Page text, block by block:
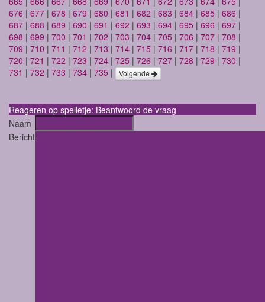
676 | 677 | 678 | 679 | 680 | 681 | 682 | 683 | 684 | 685 | 686 |
687 | 688 | 689 | 690 | 691 | 692 | 693 | 694 | 695 | 696 | 697 |
698 | 699 | 700 | 701 | 702 | 703 | 704 | 705 | 706 | 707 | 708 |
709 | 710 | 711 | 712 | 713 | 714 | 715 | 716 | 717 | 718 | 719 |
720 | 721 | 722 | 723 | 724 | 725 | 726 | 727 | 728 | 729 | 730 |
731 | 732 | 733 | 734 | 735 | Volgende
Reageren op spelletje: Beantwoord de vraag
Naam
Bericht